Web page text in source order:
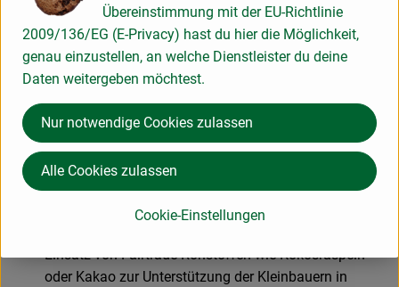
Anbau ist uns der Einsatz von regionalem und
ursprünglichem Getreide besonders wichtig.
Und das zeichnet die Produkte aus
Bio mit Genuss und aus Überzeugung
Ausschließlicher Einsatz von Zutaten aus kontrolliert
biologischem Anbau und regionalen, ursprünglichen
Getreidesorten wie Dinkel
Großes Gebäcksortiment in Demeter-Qualität
Einsatz von Fairtrade Rohstoffen wie Kokosraspeln
oder Kakao zur Unterstützung der Kleinbauern in
Übereinstimmung mit der EU-Richtlinie
2009/136/EG (E-Privacy) hast du hier die Möglichkeit,
genau einzustellen, an welche Dienstleister du deine
Daten weitergeben möchtest.
Cookie-Einstellungen
Nur notwendige Cookies zulassen
Alle Cookies zulassen